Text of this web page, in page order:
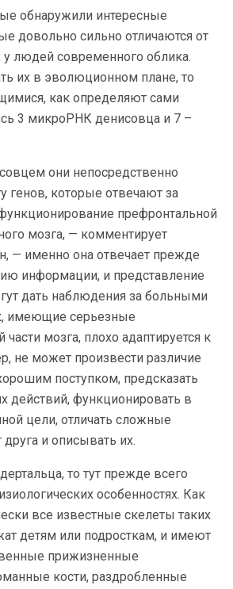
обнаружили интересные
довольно сильно отличаются от
людей современного облика.
их в эволюционном плане, то
как определяют сами
3 микроРНК денисовца и 7 –
они непосредственно
генов, которые отвечают за
префронтальной
мозга, — комментирует
— именно она отвечает прежде
информации, и представление
дать наблюдения за больными
имеющие серьезные
мозга, плохо адаптируется к
не может произвести различие
поступком, предсказать
действий, функционировать в
цели, отличать сложные
и описывать их.
то тут прежде всего
особенностях. Как
все известные скелеты таких
детям или подросткам, и имеют
прижизненные
кости, раздробленные